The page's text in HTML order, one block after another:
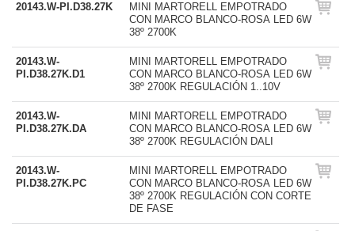
20143.W-PI.D38.27K
MINI MARTORELL EMPOTRADO
CON MARCO BLANCO-ROSA LED 6W
38º 2700K
20143.W-
PI.D38.27K.D1
MINI MARTORELL EMPOTRADO
CON MARCO BLANCO-ROSA LED 6W
38º 2700K REGULACIÓN 1..10V
20143.W-
PI.D38.27K.DA
MINI MARTORELL EMPOTRADO
CON MARCO BLANCO-ROSA LED 6W
38º 2700K REGULACIÓN DALI
20143.W-
PI.D38.27K.PC
MINI MARTORELL EMPOTRADO
CON MARCO BLANCO-ROSA LED 6W
38º 2700K REGULACIÓN CON CORTE
DE FASE